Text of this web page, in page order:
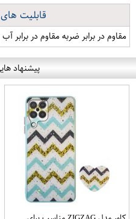
قابلیت
مقاوم در برابر ضربه مقاوم در برابر
پیشنهاد